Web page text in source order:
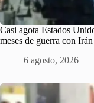
Casi agota Estados
meses de guerra con Irán
6 agosto, 2026